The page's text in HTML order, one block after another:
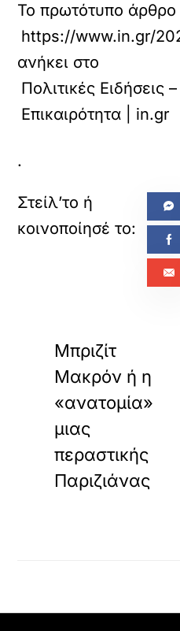
Το πρωτότυπο άρθρο
https://www.in.gr/
ανήκει στο
Πολιτικές Ειδήσεις
Επικαιρότητα | in.gr
.
Μπριζίτ
Μακρόν ή η
«ανατομία»
μιας
περαστικής
Παριζιάνας